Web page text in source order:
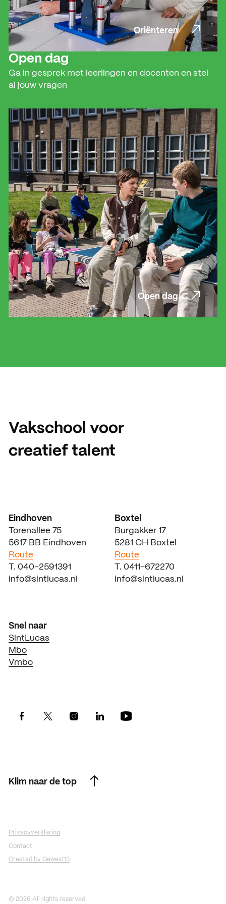
Oriënteren
Oriënteren
Open dag
Ga in gesprek met leerlingen en docenten en stel
al jouw vragen
Open dag
Open dag
Vakschool voor
creatief talent
Klim naar de top
Eindhoven
Torenallee 75
5617 BB Eindhoven
Route
T. 040-2591391
info@sintlucas.nl
Boxtel
Burgakker 17
5281 CH Boxtel
Route
T. 0411-672270
info@sintlucas.nl
Snel naar
SintLucas
Mbo
Vmbo
© 2026 All rights reserved
Privacyverklaring
Contact
Created by Gewest13